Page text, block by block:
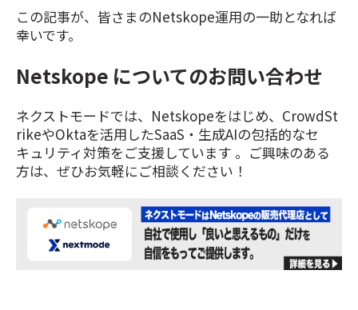
この記事が、皆さまのNetskope運用の一助となれば
幸いです。
Netskope についてのお問い合わせ
ネクストモードでは、Netskopeをはじめ、CrowdSt
rikeやOktaを活用したSaaS・生成AIの包括的なセ
キュリティ対策をご支援しています 。ご興味のある
方は、ぜひお気軽にご相談ください！